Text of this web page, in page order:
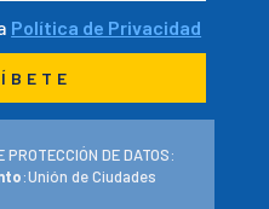
Política de Privacidad
PROTECCIÓN DE DATOS:
:Unión de Ciudades